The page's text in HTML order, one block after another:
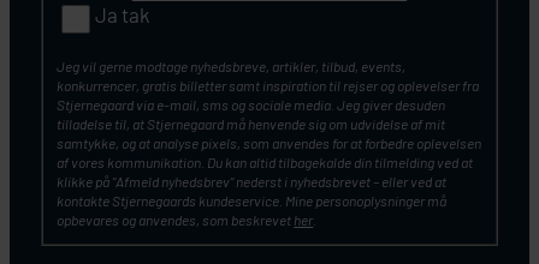
Ja tak
Jeg vil gerne modtage nyhedsbreve, artikler, tilbud, events,
konkurrencer, gratis billetter samt inspiration til rejser og oplevelser fra
Stjernegaard via e-mail, sms og sociale media. Jeg giver desuden
tilladelse til, at Stjernegaard må henvende sig om udvidelse af mit
samtykke, og at analyse pixels, som anvendes for at forbedre oplevelsen
af vores kommunikation. Du kan altid tilbagekalde din tilmelding ved at
klikke på ”Afmeld nyhedsbrev” nederst i nyhedsbrevet – eller ved at
kontakte Stjernegaards kundeservice. Mine personoplysninger må
opbevares og anvendes, som beskrevet her